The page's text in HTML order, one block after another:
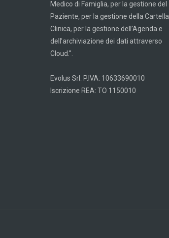
Medico di Famiglia, per la gestione del
Paziente, per la gestione della Cartella
Clinica, per la gestione dell’Agenda e
dell’archiviazione dei dati attraverso
Cloud.".
Evolus Srl. P.IVA: 10633690010
Iscrizione REA: TO 1150010